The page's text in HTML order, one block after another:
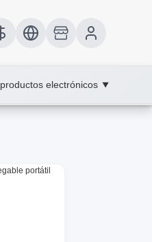
productos electrónicos ▼